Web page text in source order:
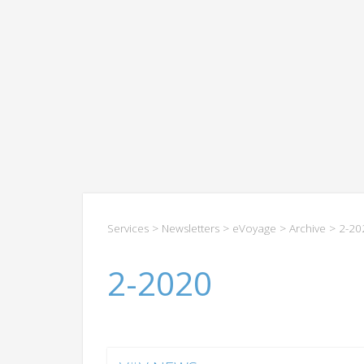
Services > Newsletters > eVoyage > Archive > 2-
2-2020